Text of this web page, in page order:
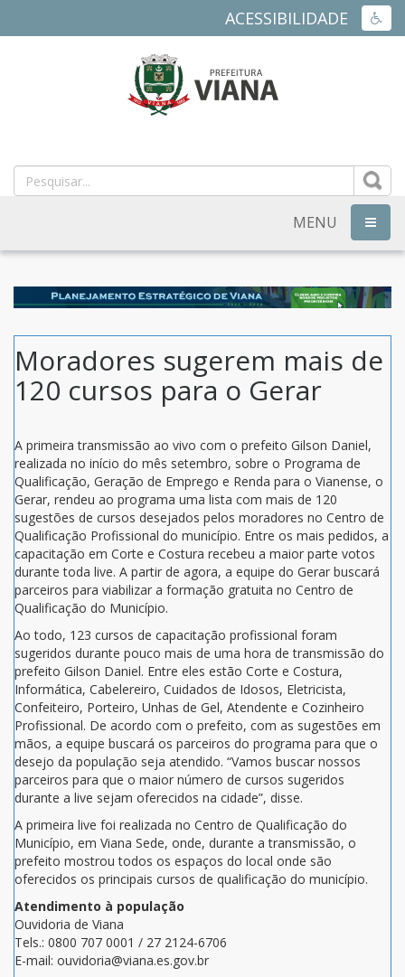
ACESSIBILIDADE
MUNICIPAL
DE
VIANA
ES
MENU
Moradores sugerem mais de
120 cursos para o Gerar
A primeira transmissão ao vivo com o prefeito Gilson Daniel,
realizada no início do mês setembro, sobre o Programa de
Qualificação, Geração de Emprego e Renda para o Vianense, o
Gerar, rendeu ao programa uma lista com mais de 120
sugestões de cursos desejados pelos moradores no Centro de
Qualificação Profissional do município. Entre os mais pedidos, a
capacitação em Corte e Costura recebeu a maior parte votos
durante toda live. A partir de agora, a equipe do Gerar buscará
parceiros para viabilizar a formação gratuita no Centro de
Qualificação do Município.
Ao todo, 123 cursos de capacitação profissional foram
sugeridos durante pouco mais de uma hora de transmissão do
prefeito Gilson Daniel. Entre eles estão Corte e Costura,
Informática, Cabelereiro, Cuidados de Idosos, Eletricista,
Confeiteiro, Porteiro, Unhas de Gel, Atendente e Cozinheiro
Profissional. De acordo com o prefeito, com as sugestões em
mãos, a equipe buscará os parceiros do programa para que o
desejo da população seja atendido. “Vamos buscar nossos
parceiros para que o maior número de cursos sugeridos
durante a live sejam oferecidos na cidade”, disse.
A primeira live foi realizada no Centro de Qualificação do
Município, em Viana Sede, onde, durante a transmissão, o
prefeito mostrou todos os espaços do local onde são
oferecidos os principais cursos de qualificação do município.
Atendimento à população
Ouvidoria de Viana
Tels.: 0800 707 0001 / 27 2124-6706
E-mail: ouvidoria@viana.es.gov.br